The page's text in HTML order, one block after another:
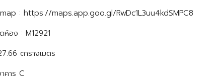
: https://maps.app.goo.gl/RwDc1L3uu4kdSMPC8
ห้อง : M12921
ตารางเมตร
คาร C